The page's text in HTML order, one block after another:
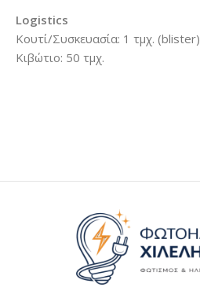
Logistics
Κουτί/Συσκευασία: 1 τμχ. (blister)
Κιβώτιο: 50 τμχ.